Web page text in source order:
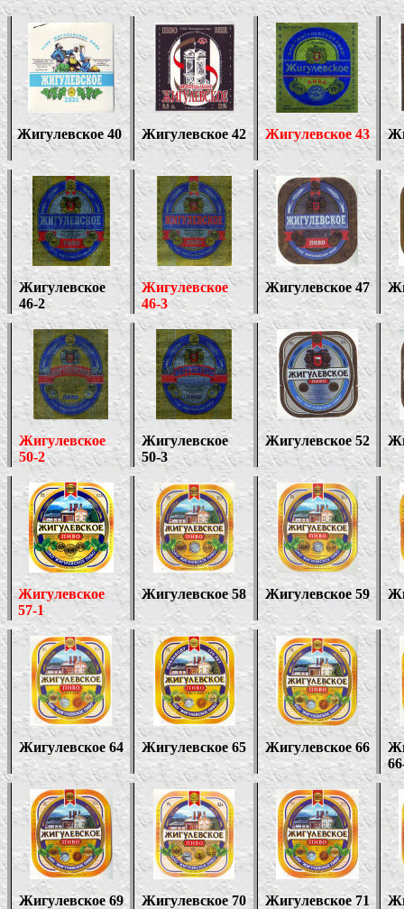
Жигулевское 40 Жигулевское 42 Жигулевское 43
Жигулевское
46-2
Жигулевское
46-3
Жигулевское 47
Жигулевское
50-2
Жигулевское
50-3
Жигулевское 52
Жигулевское
57-1
Жигулевское 58 Жигулевское 59
Жигулевское 64 Жигулевское 65 Жигулевское 66
Жигулевское 69 Жигулевское 70 Жигулевское 71